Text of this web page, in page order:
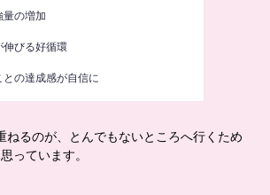
量の増加
伸びる好循環
との達成感が自信に
ねるのが、とんでもないところへ行くため
っています。